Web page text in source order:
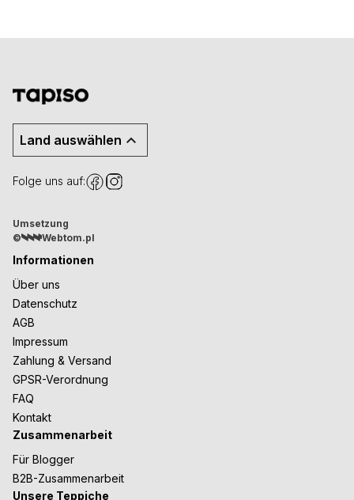
Land auswählen
Folge uns auf:
Umsetzung
©
Webtom.pl
Informationen
Über uns
Datenschutz
AGB
Impressum
Zahlung & Versand
GPSR-Verordnung
FAQ
Kontakt
Zusammenarbeit
Für Blogger
B2B-Zusammenarbeit
Unsere Teppiche